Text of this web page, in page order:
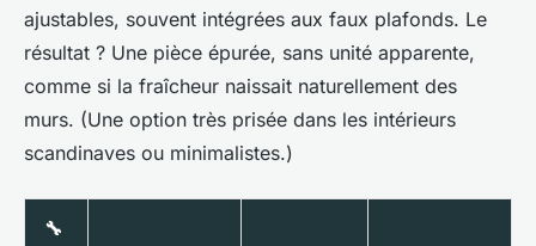
ajustables, souvent intégrées aux faux plafonds. Le
résultat ? Une pièce épurée, sans unité apparente,
comme si la fraîcheur naissait naturellement des
murs. (Une option très prisée dans les intérieurs
scandinaves ou minimalistes.)
🔧